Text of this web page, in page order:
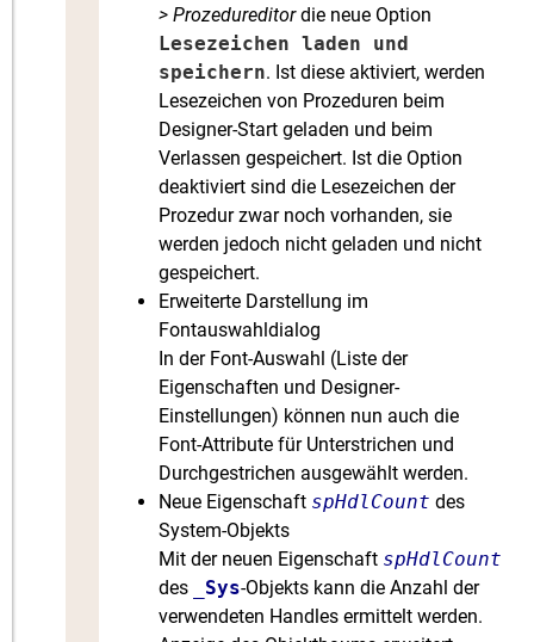
> Prozedureditordie neue Option
Lesezeichen laden und
speichern. Ist diese aktiviert, werden
Lesezeichen von Prozeduren beim
Designer-Start geladen und beim
Verlassen gespeichert. Ist die Option
deaktiviert sind die Lesezeichen der
Prozedur zwar noch vorhanden, sie
werden jedoch nicht geladen und nicht
gespeichert.
Erweiterte Darstellung im
Fontauswahldialog
In der Font-Auswahl (Liste der
Eigenschaften und Designer-
Einstellungen) können nun auch die
Font-Attribute für Unterstrichen und
Durchgestrichen ausgewählt werden.
Neue Eigenschaft spHdlCount des
System-Objekts
Mit der neuen Eigenschaft spHdlCount
des
_Sys-Objekts kann die Anzahl der
verwendeten Handles ermittelt werden.